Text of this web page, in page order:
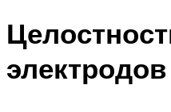
электродов